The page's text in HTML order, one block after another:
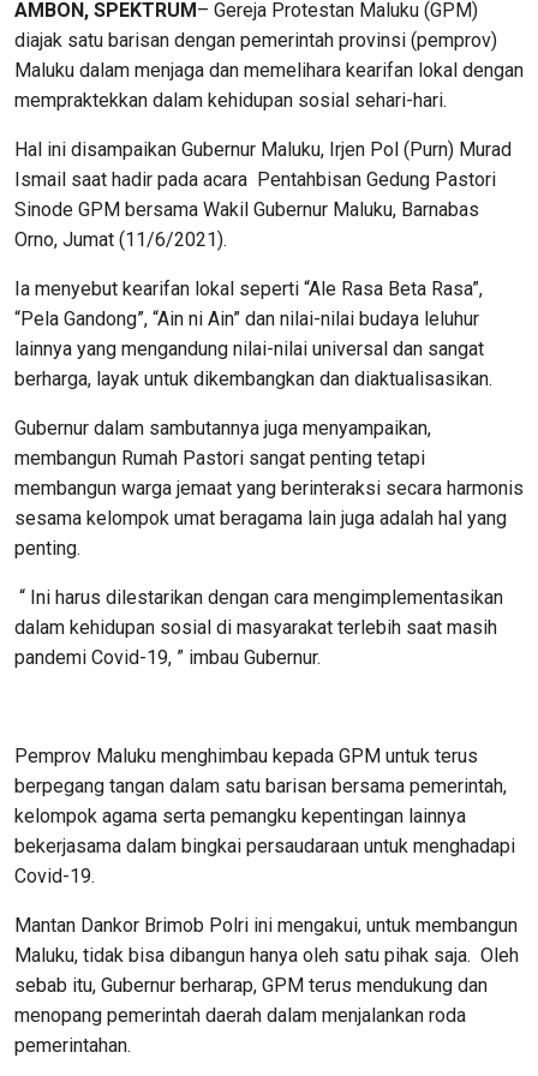
AMBON, SPEKTRUM – Gereja Protestan Maluku (GPM)
diajak satu barisan dengan pemerintah provinsi (pemprov)
Maluku dalam menjaga dan memelihara kearifan lokal dengan
mempraktekkan dalam kehidupan sosial sehari-hari.
Hal ini disampaikan Gubernur Maluku, Irjen Pol (Purn) Murad
Ismail saat hadir pada acara Pentahbisan Gedung Pastori
Sinode GPM bersama Wakil Gubernur Maluku, Barnabas
Orno, Jumat (11/6/2021).
Ia menyebut kearifan lokal seperti “Ale Rasa Beta Rasa”,
“Pela Gandong”, “Ain ni Ain” dan nilai-nilai budaya leluhur
lainnya yang mengandung nilai-nilai universal dan sangat
berharga, layak untuk dikembangkan dan diaktualisasikan.
Gubernur dalam sambutannya juga menyampaikan,
membangun Rumah Pastori sangat penting tetapi
membangun warga jemaat yang berinteraksi secara harmonis
sesama kelompok umat beragama lain juga adalah hal yang
penting.
“ Ini harus dilestarikan dengan cara mengimplementasikan
dalam kehidupan sosial di masyarakat terlebih saat masih
pandemi Covid-19, ” imbau Gubernur.
Pemprov Maluku menghimbau kepada GPM untuk terus
berpegang tangan dalam satu barisan bersama pemerintah,
kelompok agama serta pemangku kepentingan lainnya
bekerjasama dalam bingkai persaudaraan untuk menghadapi
Covid-19.
Mantan Dankor Brimob Polri ini mengakui, untuk membangun
Maluku, tidak bisa dibangun hanya oleh satu pihak saja. Oleh
sebab itu, Gubernur berharap, GPM terus mendukung dan
menopang pemerintah daerah dalam menjalankan roda
pemerintahan.